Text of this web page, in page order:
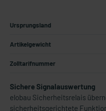
Ursprungsland
Artikelgewicht
Zolltarifnummer
Sichere Signalauswertung
elobau Sicherheitsrelais
sicherheitsgerichtete